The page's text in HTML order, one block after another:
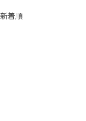
新着順